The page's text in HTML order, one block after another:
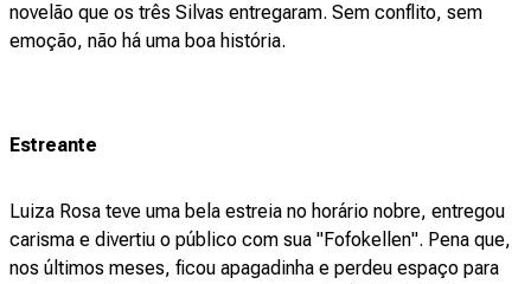
novelão que os três Silvas entregaram. Sem conflito, sem
emoção, não há uma boa história.
Estreante
Luiza Rosa teve uma bela estreia no horário nobre, entregou
carisma e divertiu o público com sua "Fofokellen". Pena que,
nos últimos meses, ficou apagadinha e perdeu espaço para